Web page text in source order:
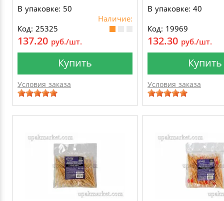
В упаковке: 50
Наличие:
Код: 25325
137.20 руб./шт.
Купить
Условия заказа
В упаковке: 40
Код: 19969
132.30 руб./шт.
Купить
Условия заказа